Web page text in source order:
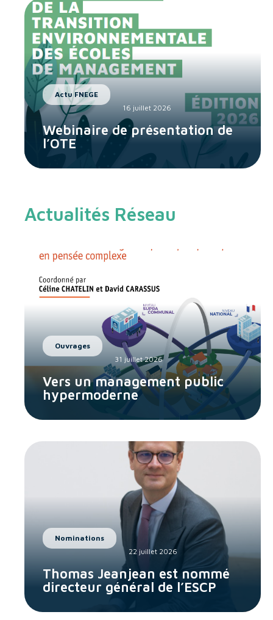
Actu FNEGE
16 juillet 2026
Webinaire de présentation de
l’OTE
Actualités Réseau
Ouvrages
31 juillet 2026
Vers un management public
hypermoderne
Nominations
22 juillet 2026
Thomas Jeanjean est nommé
directeur général de l’ESCP